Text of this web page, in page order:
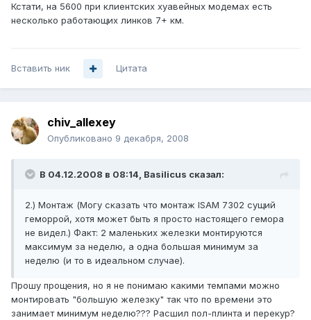
Кстати, на 5600 при клиентских хуавейных модемах есть
несколько работающих линков 7+ км.
Вставить ник Цитата
chiv_allexey
Опубликовано 9 декабря, 2008
В 04.12.2008 в 08:14, Basilicus сказал:
2.) Монтаж (Могу сказать что монтаж ISAM 7302 сущий
геморрой, хотя может быть я просто настоящего гемора
не видел.) Факт: 2 маленьких железки монтируются
максимум за неделю, а одна большая минимум за
неделю (и то в идеальном случае).
Прошу прощения, но я не понимаю какими темпами можно
монтировать "большую железку" так что по времени это
занимает минимум неделю??? Расшил пол-плинта и перекур?